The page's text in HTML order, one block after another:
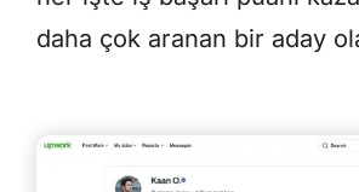
daha çok aranan bir aday